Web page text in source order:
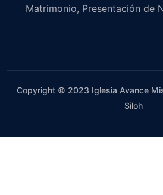
Matrimonio, Presentación de
Copyright © 2023 Iglesia Avance
Siloh